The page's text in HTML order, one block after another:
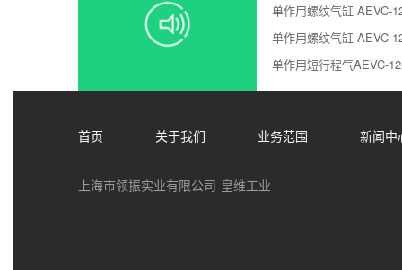
单作用螺纹气缸 AEVC-
单作用螺纹气缸 AEVC-
单作用短行程气AEVC-
首页 关于我们 业务范围 新闻中
上海市领振实业有限公司-皇维工业